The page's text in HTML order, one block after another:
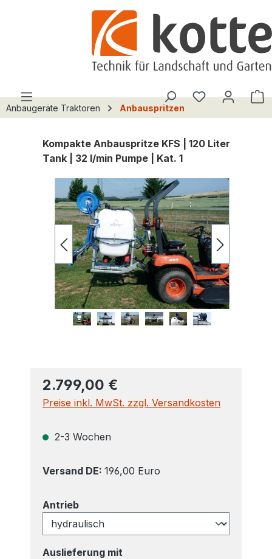
Du hast 0
Anbaugeräte Traktoren Anbauspritzen
Kompakte Anbauspritze KFS | 120 Liter
Tank | 32 l/min Pumpe | Kat. 1
Bildergalerie überspringen
2.799,00 €
Preise inkl. MwSt. zzgl. Versandkosten
2-3 Wochen
Versand DE: 196,00 Euro
Antriebauswählen
Auslieferung mit